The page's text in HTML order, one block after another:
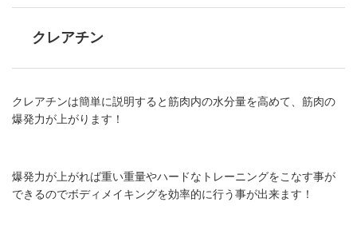
クレアチン
クレアチンは簡単に説明すると筋肉内の水分量を高めて、筋肉の
爆発力が上がります！
爆発力が上がれば重い重量やハードなトレーニングをこなす事が
できるのでボディメイキングを効率的に行う事が出来ます！